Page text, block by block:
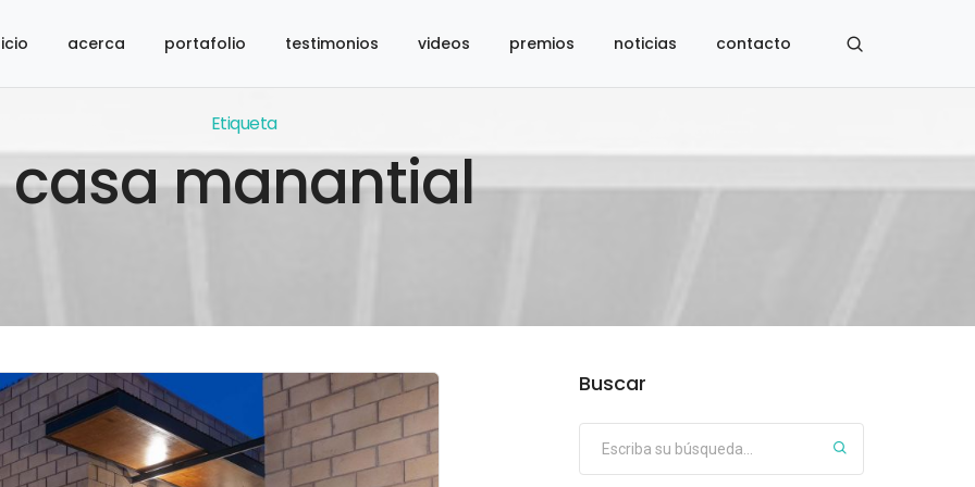
acerca portafolio testimonios videos premios noticias contacto
Etiqueta
casa manantial
Buscar